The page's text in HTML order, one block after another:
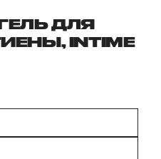
ДЛЯ
INTIME